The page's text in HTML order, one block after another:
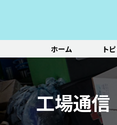
ホーム ト
整備メニュー
レッドポイントが推奨す
る、すべての車種に共通
する基本整備と、車両の
状態に応じた３段階のセ
ットメニューをご紹介し
一覧ページ
レッドポイント
パーツ
オリジナル&おすすめパ
ーツのご紹介
一覧ページ
その他のサービ
ス
新車の販売や中古車販
売、ならびに買い取りや
レンタカー等のサービス
を行なっております。
一覧ページ
工場通信